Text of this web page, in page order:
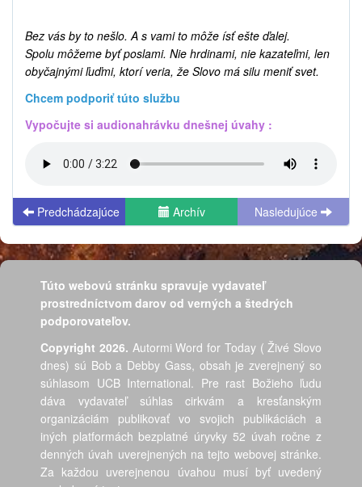
Bez vás by to nešlo. A s vami to môže ísť ešte ďalej.
Spolu môžeme byť poslami. Nie hrdinami, nie kazateľmi, len
obyčajnými ľuďmi, ktorí veria, že Slovo má silu meniť svet.
Chcem podporiť túto službu
Vypočujte si audionahrávku dnešnej úvahy :
Predchádzajúce Archív Nasledujúce
Túto webovú stránku spravuje vydavateľ
prostredníctvom darov od verných a štedrých
podporovateľov.
Copyright 2026. Autormi Word for Today ( Živé Slovo
dnes) sú Bob a Debby Gass, obsah je zverejnený so
súhlasom UCB International. Pre rast Božieho ľudu
dáva vydavateľ súhlas cirkvám a kresťanským
organizáciám publikovať vo svojich publikáciách a
iných platformách bezplatné úryvky 52 úvah ročne z
denných úvah uverejnených na tejto webovej stránke.
Za každou uverejnenou úvahou musí byť uvedený